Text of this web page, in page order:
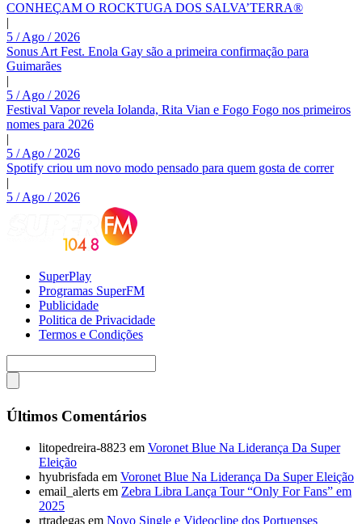
CONHEÇAM O ROCKTUGA DOS SALVA’TERRA®
|
5 / Ago / 2026
Sonus Art Fest. Enola Gay são a primeira confirmação para
Guimarães
|
5 / Ago / 2026
Festival Vapor revela Iolanda, Rita Vian e Fogo Fogo nos primeiros
nomes para 2026
|
5 / Ago / 2026
Spotify criou um novo modo pensado para quem gosta de correr
|
5 / Ago / 2026
SuperPlay
Programas SuperFM
Publicidade
Politica de Privacidade
Termos e Condições
Últimos Comentários
litopedreira-8823 em Voronet Blue Na Liderança Da Super
Eleição
hyubrisfada em Voronet Blue Na Liderança Da Super Eleição
email_alerts em Zebra Libra Lança Tour “Only For Fans” em
2025
rtradegas em Novo Single e Videoclipe dos Portuenses